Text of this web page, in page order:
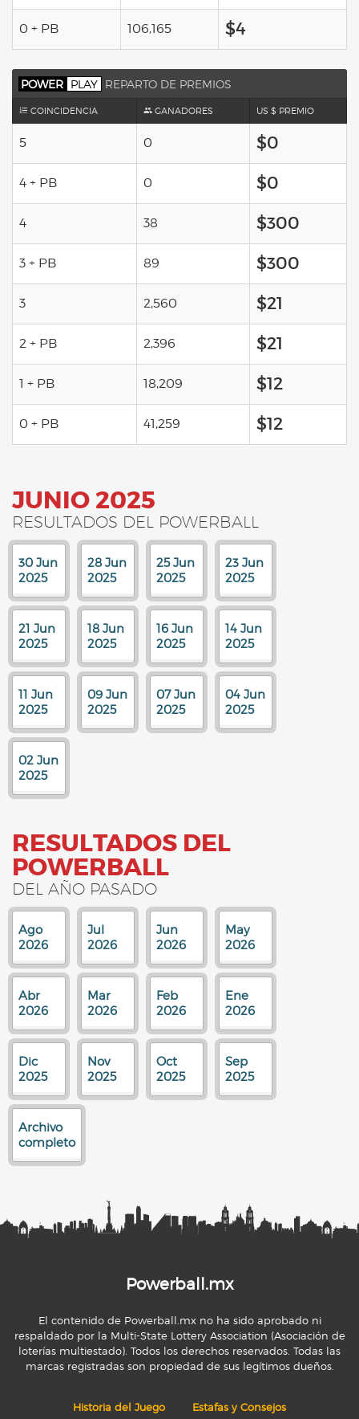
0 + PB 106,165 $4
POWER PLAY REPARTO DE PREMIOS
COINCIDENCIA GANADORES US $ PREMIO
5 0 $0
4 + PB 0 $0
4 38 $300
3 + PB 89 $300
3 2,560 $21
2 + PB 2,396 $21
1 + PB 18,209 $12
0 + PB 41,259 $12
JUNIO 2025
RESULTADOS DEL POWERBALL
30 Jun
2025
28 Jun
2025
25 Jun
2025
23 Jun
2025
21 Jun
2025
18 Jun
2025
16 Jun
2025
14 Jun
2025
11 Jun
2025
09 Jun
2025
07 Jun
2025
04 Jun
2025
02 Jun
2025
RESULTADOS DEL
POWERBALL
DEL AÑO PASADO
Ago
2026
Jul
2026
Jun
2026
May
2026
Abr
2026
Mar
2026
Feb
2026
Ene
2026
Dic
2025
Nov
2025
Oct
2025
Sep
2025
Archivo
completo
Powerball.mx
El contenido de Powerball.mx no ha sido aprobado ni
respaldado por la Multi-State Lottery Association (Asociación de
loterías multiestado). Todos los derechos reservados. Todas las
marcas registradas son propiedad de sus legítimos dueños.
Historia del Juego Estafas y Consejos